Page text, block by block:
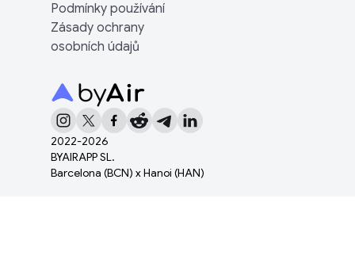
2022-2026
BYAIRAPP SL.
Barcelona (BCN) x Hanoi (HAN)
Podmínky používání
Zásady ochrany
osobních údajů